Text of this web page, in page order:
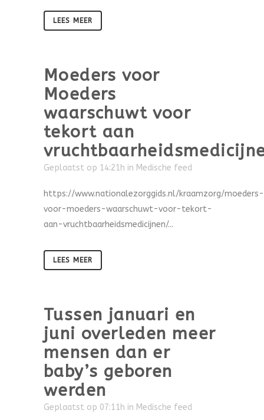
LEES MEER
Moeders voor
Moeders
waarschuwt voor
tekort aan
Geplaatst op 14:21h in Medische feed
https://www.nationalezorggids.nl/kraamzorg/moeders-
voor-moeders-waarschuwt-voor-tekort-
aan-vruchtbaarheidsmedicijnen/...
LEES MEER
Tussen januari en
juni overleden meer
mensen dan er
baby’s geboren
werden
Geplaatst op 07:11h in Medische feed